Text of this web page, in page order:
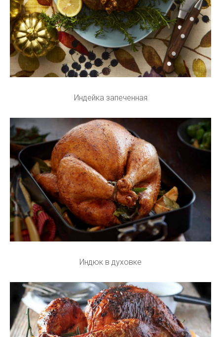
Индейка запеченная
Индюк в духовке